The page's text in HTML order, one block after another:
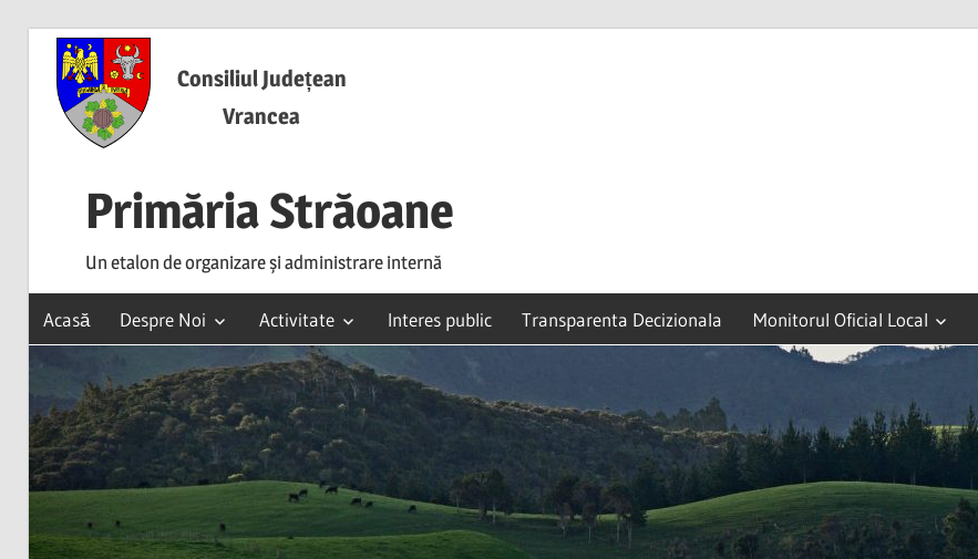
Skip
content
Consiliul Județean
Vrancea
Primăria Străoane
Un etalon de organizare și administrare internă
Acasă Despre Noi Activitate Interes public Transparenta Decizionala Monitorul Oficial Local